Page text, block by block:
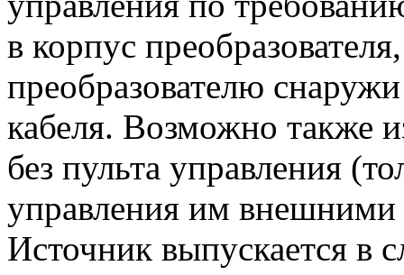
в корпус
преобразователю
кабеля. Возможно также
без пульта управления
управления им внешними
Источник выпускается